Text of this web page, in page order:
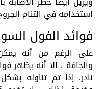
استخدامه في التئام
فوائد الفول
على الرغم من أنه
والجافة ، إلا أنه يظهر
نادر. إذا تم تناوله